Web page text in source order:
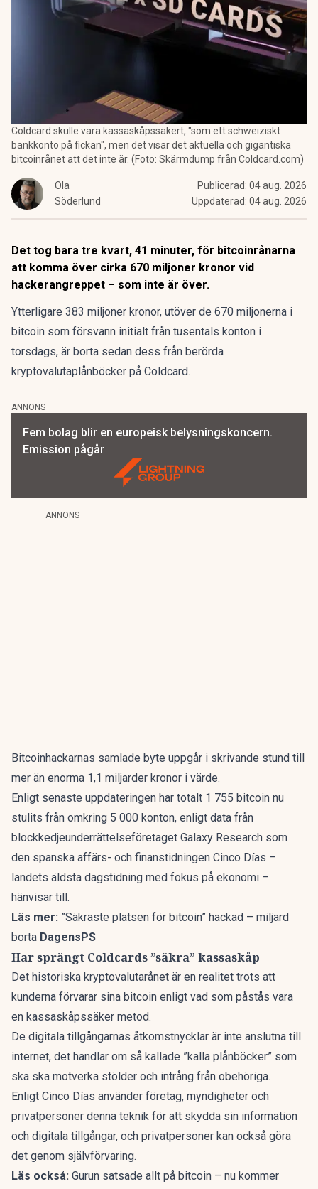
Coldcard skulle vara kassaskåpssäkert, "som ett schweiziskt
bankkonto på fickan", men det visar det aktuella och gigantiska
bitcoinrånet att det inte är. (Foto: Skärmdump från Coldcard.com)
Ola
Söderlund
Publicerad: 04 aug. 2026
Uppdaterad: 04 aug. 2026
Det tog bara tre kvart, 41 minuter, för bitcoinrånarna
att komma över cirka 670 miljoner kronor vid
hackerangreppet – som inte är över.
Ytterligare 383 miljoner kronor, utöver de 670 miljonerna i
bitcoin som försvann initialt från tusentals konton i
torsdags, är borta sedan dess från berörda
kryptovalutaplånböcker på Coldcard.
ANNONS
Fem bolag blir en europeisk belysningskoncern.
Emission pågår
ANNONS
Bitcoinhackarnas samlade byte uppgår i skrivande stund till
mer än enorma 1,1 miljarder kronor i värde.
Enligt senaste uppdateringen har totalt 1 755 bitcoin nu
stulits från omkring 5 000 konton, enligt data från
blockkedjeunderrättelseföretaget Galaxy Research som
den spanska affärs- och finanstidningen Cinco Días –
landets äldsta dagstidning med fokus på ekonomi –
hänvisar till.
Läs mer: ”Säkraste platsen för bitcoin” hackad – miljard
borta DagensPS
Har sprängt Coldcards ”säkra” kassaskåp
Det historiska kryptovalutarånet är en realitet trots att
kunderna förvarar sina bitcoin enligt vad som påstås vara
en kassaskåpssäker metod.
De digitala tillgångarnas åtkomstnycklar är inte anslutna till
internet, det handlar om så kallade ”kalla plånböcker” som
ska ska motverka stölder och intrång från obehöriga.
Enligt Cinco Días använder företag, myndigheter och
privatpersoner denna teknik för att skydda sin information
och digitala tillgångar, och privatpersoner kan också göra
det genom självförvaring.
Läs också: Gurun satsade allt på bitcoin – nu kommer